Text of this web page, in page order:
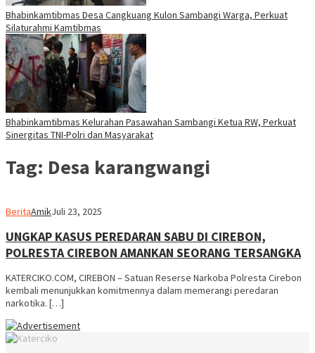
Bhabinkamtibmas Desa Cangkuang Kulon Sambangi Warga, Perkuat
Silaturahmi Kamtibmas
Bhabinkamtibmas Kelurahan Pasawahan Sambangi Ketua RW, Perkuat
Sinergitas TNI-Polri dan Masyarakat
Tag: Desa karangwangi
BeritaAmikJuli 23, 2025
UNGKAP KASUS PEREDARAN SABU DI CIREBON,
POLRESTA CIREBON AMANKAN SEORANG TERSANGKA
KATERCIKO.COM, CIREBON – Satuan Reserse Narkoba Polresta Cirebon
kembali menunjukkan komitmennya dalam memerangi peredaran
narkotika. […]